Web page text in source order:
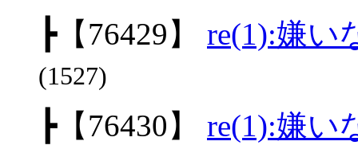
┣【76429】 re(1):嫌い
(1527)
┣【76430】 re(1):嫌い